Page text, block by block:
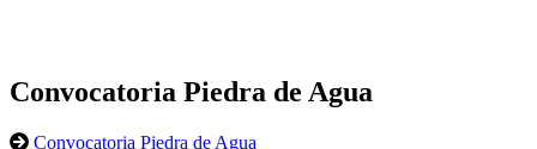
Convocatoria Piedra de Agua
Convocatoria Piedra de Agua